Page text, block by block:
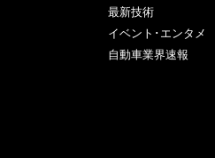
最新技術
イベント･エンタメ
自動車業界速報